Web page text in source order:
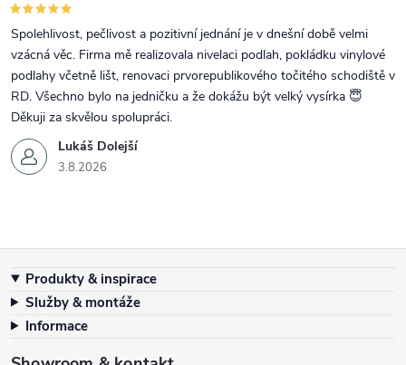
Lukáš Dolejší
3.8.2026
Spolehlivost, pečlivost a pozitivní jednání je v dnešní době velmi
vzácná věc. Firma mě realizovala nivelaci podlah, pokládku vinylové
podlahy včetně lišt, renovaci prvorepublikového točitého schodiště v
RD. Všechno bylo na jedničku a že dokážu být velký vysírka 😇
Děkuji za skvělou spolupráci.
Produkty & inspirace
Služby & montáže
Informace